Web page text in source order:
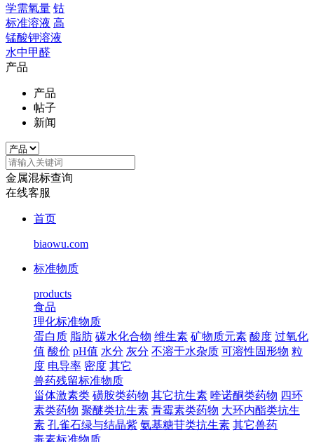
学需氧量 钴
标准溶液 高
锰酸钾溶液
水中甲醛
产品
产品
帖子
新闻
金属混标查询
在线客服
首页
biaowu.com
标准物质
products
食品
理化标准物质
蛋白质 脂肪 碳水化合物 维生素 矿物质元素 酸度 过氧化
值 酸价 pH值 水分 灰分 不溶于水杂质 可溶性固形物 粒
度 电导率 密度 其它
兽药残留标准物质
甾体激素类 磺胺类药物 其它抗生素 喹诺酮类药物 四环
素类药物 聚醚类抗生素 青霉素类药物 大环内酯类抗生
素 孔雀石绿与结晶紫 氨基糖苷类抗生素 其它兽药
毒素标准物质